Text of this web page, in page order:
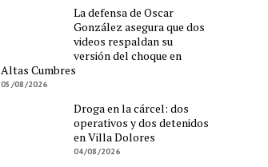
La defensa de Oscar
González asegura que dos
videos respaldan su
versión del choque en
Altas Cumbres
05/08/2026
Droga en la cárcel: dos
operativos y dos detenidos
en Villa Dolores
04/08/2026